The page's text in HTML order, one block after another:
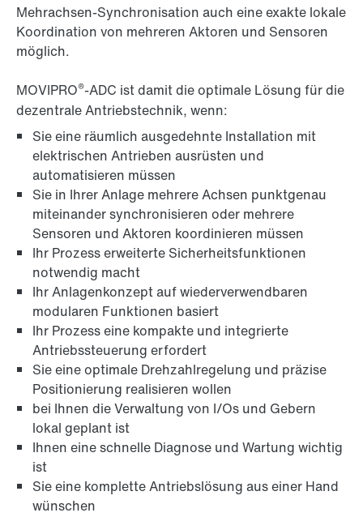
Mehrachsen-Synchronisation auch eine exakte lokale
Koordination von mehreren Aktoren und Sensoren
möglich.
MOVIPRO®-ADC ist damit die optimale Lösung für die
dezentrale Antriebstechnik, wenn:
Sie eine räumlich ausgedehnte Installation mit
elektrischen Antrieben ausrüsten und
automatisieren müssen
Sie in Ihrer Anlage mehrere Achsen punktgenau
miteinander synchronisieren oder mehrere
Sensoren und Aktoren koordinieren müssen
Ihr Prozess erweiterte Sicherheitsfunktionen
notwendig macht
Ihr Anlagenkonzept auf wiederverwendbaren
modularen Funktionen basiert
Ihr Prozess eine kompakte und integrierte
Antriebssteuerung erfordert
Sie eine optimale Drehzahlregelung und präzise
Positionierung realisieren wollen
bei Ihnen die Verwaltung von I/Os und Gebern
lokal geplant ist
Ihnen eine schnelle Diagnose und Wartung wichtig
ist
Sie eine komplette Antriebslösung aus einer Hand
wünschen